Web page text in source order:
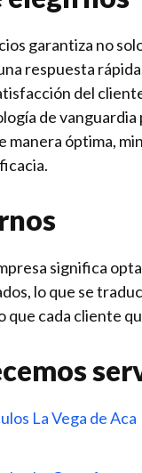
garantiza no
respuesta
del
de vanguardia
manera óptima,
significa
lo que se
que cada cliente
La Vega de Aca